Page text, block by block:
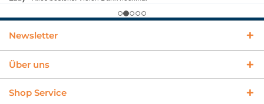
Newsletter
Über uns
Shop Service